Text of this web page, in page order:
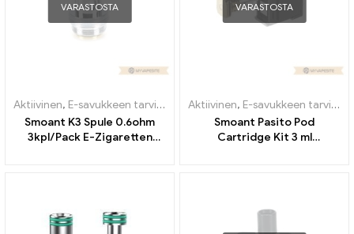
VARASTOSTA
Aktiivinen, E-savukkeen tarvikkeet ,Höyrystin
Smoant K3 Spule 0.6ohm
3kpl/Pack E-Zigaretten
VARASTOSTA
Aktiivinen, E-savukkeen tarvikkeet
Smoant Pasito Pod
Cartridge Kit 3 ml